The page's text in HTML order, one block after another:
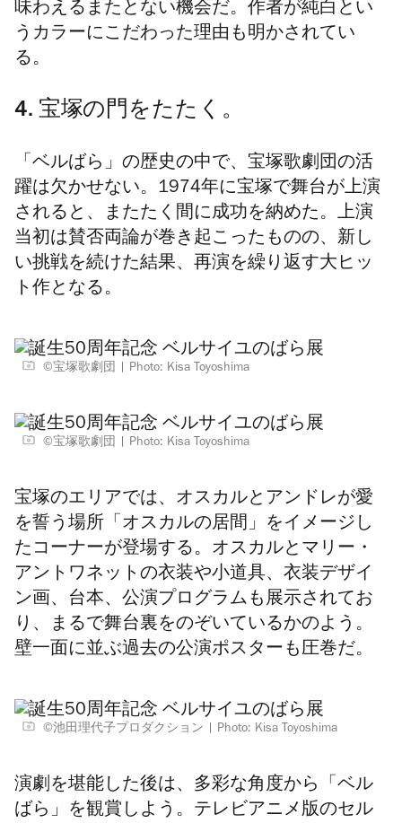
味わえるまたとない機会だ。作者が純白とい
うカラーにこだわった理由も明かされてい
る。
4. 宝塚の門をたたく。
「ベルばら」の歴史の中で、宝塚歌劇団の活
躍は欠かせない。1974年に宝塚で舞台が上演
されると、またたく間に成功を納めた。上演
当初は賛否両論が巻き起こったものの、新し
い挑戦を続けた結果、再演を繰り返す大ヒッ
ト作となる。
©宝塚歌劇団 Photo: Kisa Toyoshima
©宝塚歌劇団 Photo: Kisa Toyoshima
宝塚のエリアでは、オスカルとアンドレが愛
を誓う場所「オスカルの居間」をイメージし
たコーナーが登場する。オスカルとマリー・
アントワネットの衣装や小道具、衣装デザイ
ン画、台本、公演プログラムも展示されてお
り、まるで舞台裏をのぞいているかのよう。
壁一面に並ぶ過去の公演ポスターも圧巻だ。
©池田理代子プロダクション Photo: Kisa Toyoshima
演劇を堪能した後は、多彩な角度から「ベル
ばら」を観賞しよう。テレビアニメ版のセル